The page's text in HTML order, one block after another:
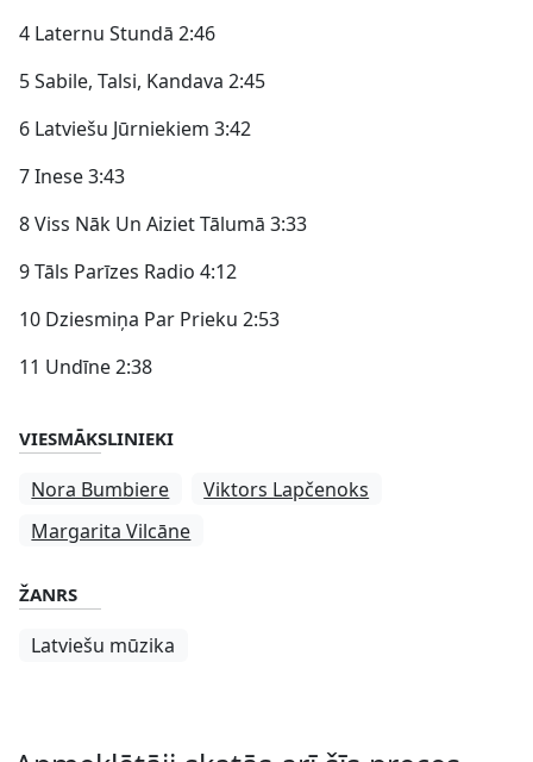
4 Laternu Stundā 2:46
5 Sabile, Talsi, Kandava 2:45
6 Latviešu Jūrniekiem 3:42
7 Inese 3:43
8 Viss Nāk Un Aiziet Tālumā 3:33
9 Tāls Parīzes Radio 4:12
10 Dziesmiņa Par Prieku 2:53
11 Undīne 2:38
VIESMĀKSLINIEKI
Nora Bumbiere
Viktors Lapčenoks
Margarita Vilcāne
ŽANRS
Latviešu mūzika